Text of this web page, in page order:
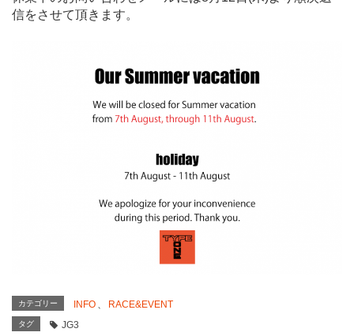
信をさせて頂きます。
カテゴリー INFO RACE&EVENT
タグ JG3